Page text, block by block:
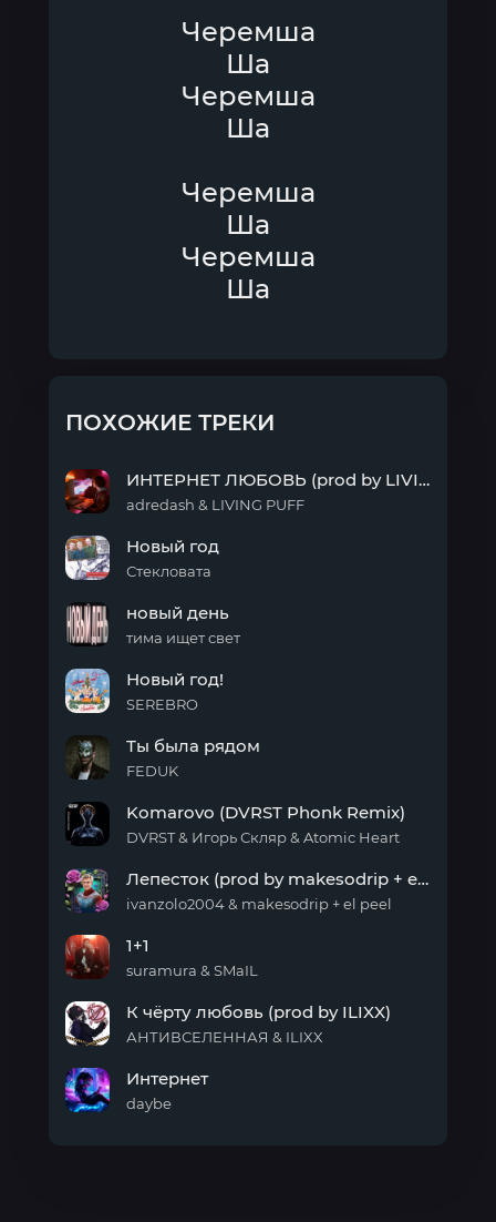
Черемша
Ша
Черемша
Ша
Черемша
Ша
Черемша
Ша
ПОХОЖИЕ ТРЕКИ
ЛЮБОВЬ
(prod
LIVING
PUFF)
ИНТЕРНЕТ ЛЮБОВЬ (prod by LIVING PUFF)
adredash & LIVING PUFF
год
Новый год
Стекловата
день
новый день
тима ищет свет
год!
Новый год!
SEREBRO
была
рядом
Ты была рядом
FEDUK
(DVRST
Phonk
Komarovo (DVRST Phonk Remix)
DVRST & Игорь Скляр & Atomic Heart
(prod
by
+ el
peel)
Лепесток (prod by makesodrip + el peel)
ivanzolo2004 & makesodrip + el peel
1+1
suramura & SMaIL
чёрту
любовь
К чёрту любовь (prod by ILIXX)
АНТИВСЕЛЕННАЯ & ILIXX
Интернет
daybe